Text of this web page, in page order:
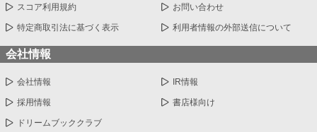
スコア利用規約 お問い合わせ
特定商取引法に基づく表示 利用者情報の外部送信について
会社情報
会社情報 IR情報
採用情報 書店様向け
ドリームブッククラブ